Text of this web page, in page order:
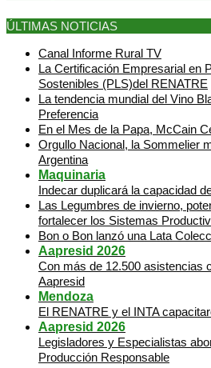
ÚLTIMAS NOTICIAS
Canal Informe Rural TV
La Certificación Empresarial en
Sostenibles (PLS)del RENATRE
La tendencia mundial del Vino
Preferencia
En el Mes de la Papa, McCain
Orgullo Nacional, la Sommelier
Argentina
Maquinaria
Indecar duplicará la capacidad
Las Legumbres de invierno,
fortalecer los Sistemas
Bon o Bon lanzó una Lata
Aapresid 2026
Con más de 12.500 asistencias
Aapresid
Mendoza
El RENATRE y el INTA
Aapresid 2026
Legisladores y Especialistas
Producción Responsable